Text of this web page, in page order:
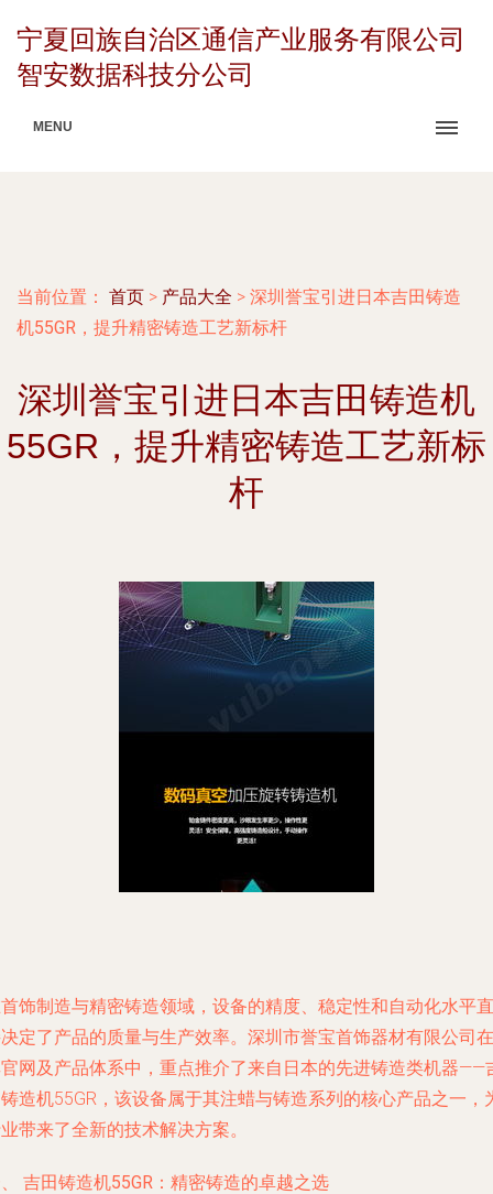
宁夏回族自治区通信产业服务有限公司
智安数据科技分公司
MENU
当前位置： 首页 > 产品大全 > 深圳誉宝引进日本吉田铸造
机55GR，提升精密铸造工艺新标杆
深圳誉宝引进日本吉田铸造机
55GR，提升精密铸造工艺新标
杆
饰制造与精密铸造领域，设备的精度、稳定性和自动化水平直
定了产品的质量与生产效率。深圳市誉宝首饰器材有限公司在
网及产品体系中，重点推介了来自日本的先进铸造类机器——
造机55GR，该设备属于其注蜡与铸造系列的核心产品之一，
带来了全新的技术解决方案。
吉田铸造机55GR：精密铸造的卓越之选